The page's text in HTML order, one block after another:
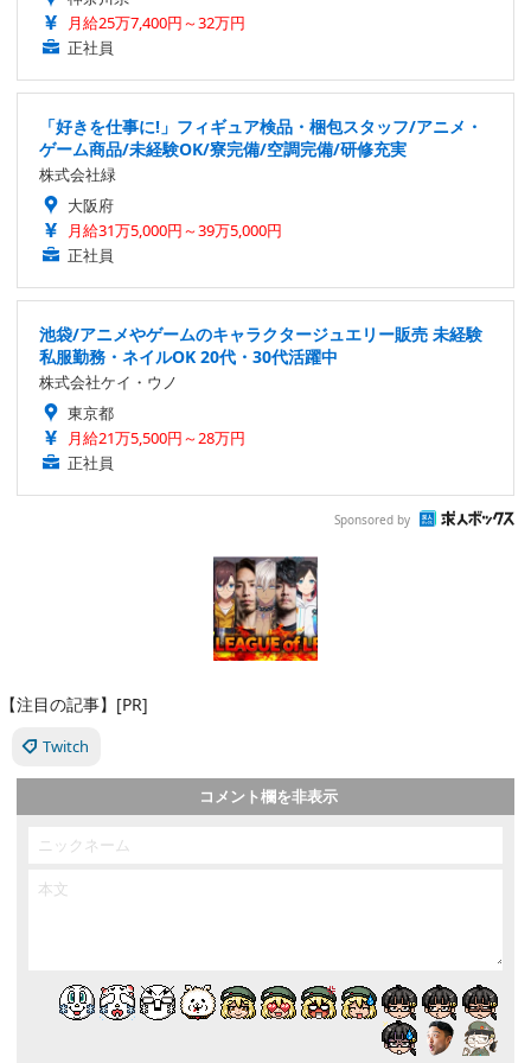
月給25万7,400円～32万円
正社員
「好きを仕事に!」フィギュア検品・梱包スタッフ/アニメ・
ゲーム商品/未経験OK/寮完備/空調完備/研修充実
株式会社緑
大阪府
月給31万5,000円～39万5,000円
正社員
池袋/アニメやゲームのキャラクタージュエリー販売 未経験
私服勤務・ネイルOK 20代・30代活躍中
株式会社ケイ・ウノ
東京都
月給21万5,500円～28万円
正社員
Sponsored by
【注目の記事】[PR]
Twitch
コメント欄を非表示